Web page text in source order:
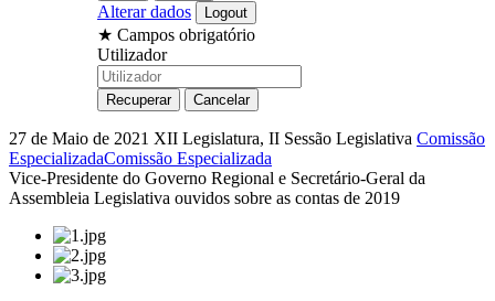
Alterar dados
★ Campos obrigatório
Utilizador
27 de Maio de 2021 XII Legislatura, II Sessão Legislativa Comissão
EspecializadaComissão Especializada
Vice-Presidente do Governo Regional e Secretário-Geral da
Assembleia Legislativa ouvidos sobre as contas de 2019